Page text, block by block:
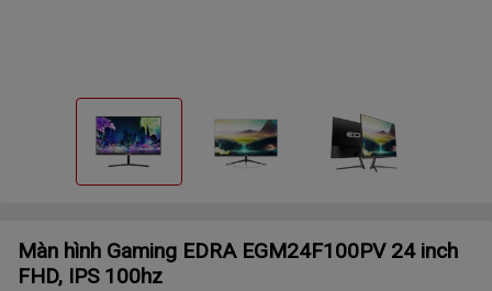
Màn hình Gaming EDRA EGM24F100PV 24 inch
FHD, IPS 100hz